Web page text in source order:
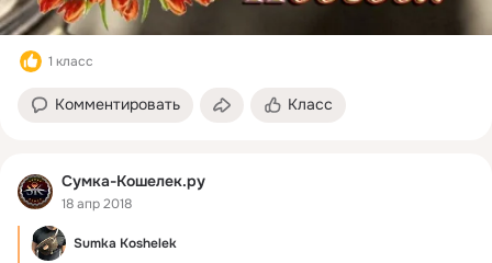
1 класс
Комментировать Класс
Сумка-Кошелек.ру
18 апр 2018
Sumka Koshelek